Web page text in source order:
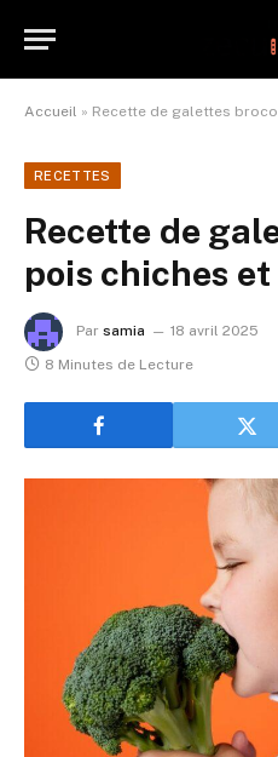
Accueil » Recette de galettes
RECETTES
Recette de
pois chiches
Par samia 18 avril 2025
8 Minutes de Lecture